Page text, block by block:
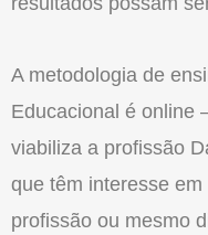
A metodologia de
Educacional é online
viabiliza a profissão
que têm interesse
profissão ou mesmo